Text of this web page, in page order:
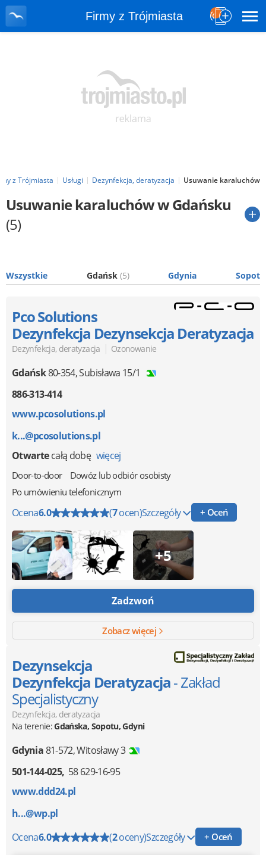
Firmy z Trójmiasta
z Trójmiasta Usługi Dezynfekcja, deratyzacja Usuwanie karaluchów
Usuwanie karaluchów w Gdańsku
(5)
Wszystkie Gdańsk (5) Gdynia Sopot
Pco Solutions
Dezynfekcja Dezynsekcja Deratyzacja
Dezynfekcja, deratyzacja | Ozonowanie
Gdańsk80-354,Subisława 15/1
886-313-414
www.pcosolutions.pl
k...@pcosolutions.pl
Otwartecałą dobę więcej
Door-to-door
Dowóz lub odbiór osobisty
Po umówieniu telefonicznym
Ocena6.0 (7ocen)Szczegóły + Oceń
+5
Zadzwoń
Zobacz więcej
Dezynsekcja
Dezynfekcja Deratyzacja- Zakład
Specjalistyczny
Dezynfekcja, deratyzacja
Na terenie:Gdańska, Sopotu, Gdyni
Gdynia81-572,Witosławy 3
501-144-025 58 629-16-95
www.ddd24.pl
h...@wp.pl
Ocena6.0 (2oceny)Szczegóły + Oceń